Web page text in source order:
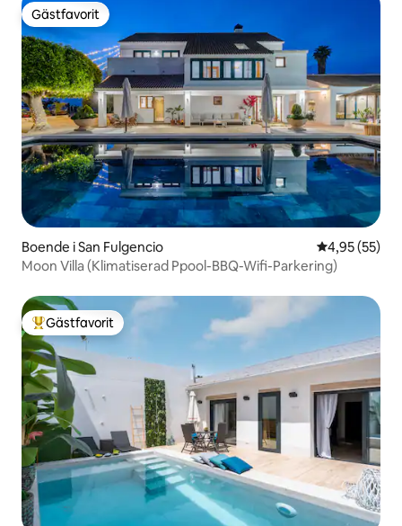
Gästfavorit
Gästfavorit
Boende i San Fulgencio 4,95 av 5 i
4,95 (55)
Moon Villa (Klimatiserad Ppool-BBQ-Wifi-Parkering)
Populär gästfavorit
Gästfavorit